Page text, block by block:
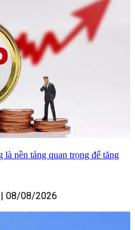
nền tảng quan trọng để tăng
08/08/2026